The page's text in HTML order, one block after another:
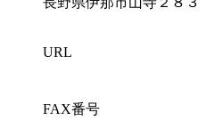
URL
FAX番号